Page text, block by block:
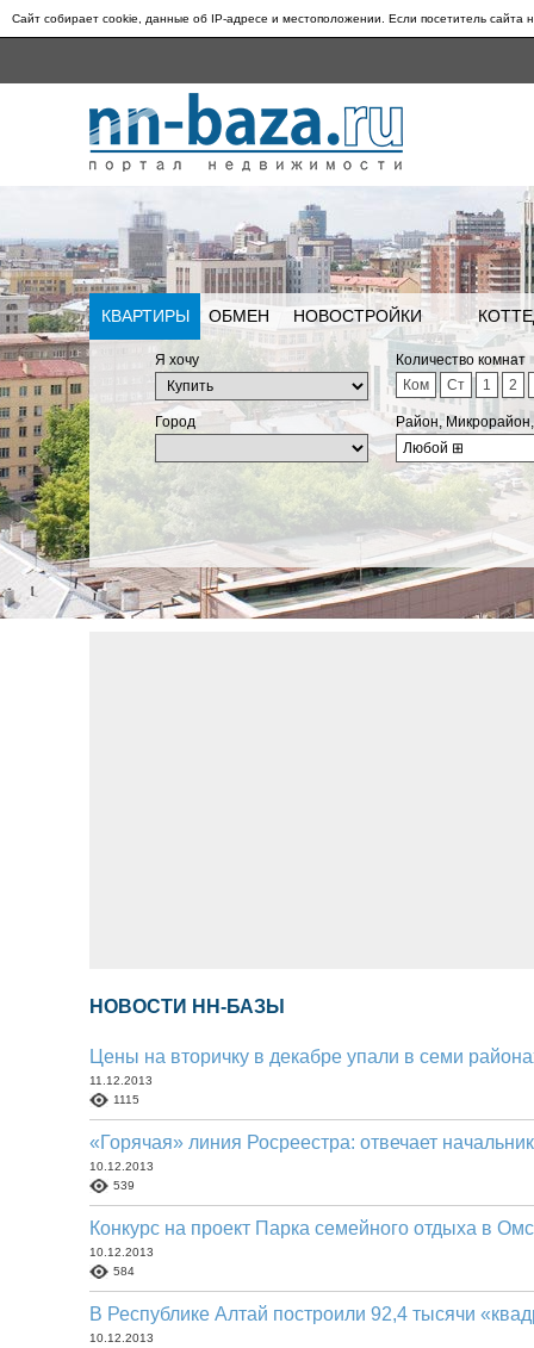
Сайт собирает cookie, данные об IP-адресе и местоположении. Если посетитель сайта
КВАРТИРЫ ОБМЕН НОВОСТРОЙКИ
Я хочу
Количество комнат
Ком
Ст 1 2
Город
Район,
Любой ⊞
НОВОСТИ НН-БАЗЫ
Цены на вторичку в декабре упали в семи
11.12.2013
1115
«Горячая» линия Росреестра: отвечает
10.12.2013
539
Конкурс на проект Парка семейного отдыха в
10.12.2013
584
В Республике Алтай построили 92,4 тысячи
10.12.2013